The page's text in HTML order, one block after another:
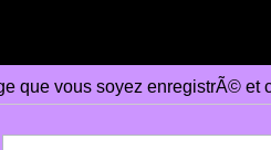
que vous soyez enregistrÃ©